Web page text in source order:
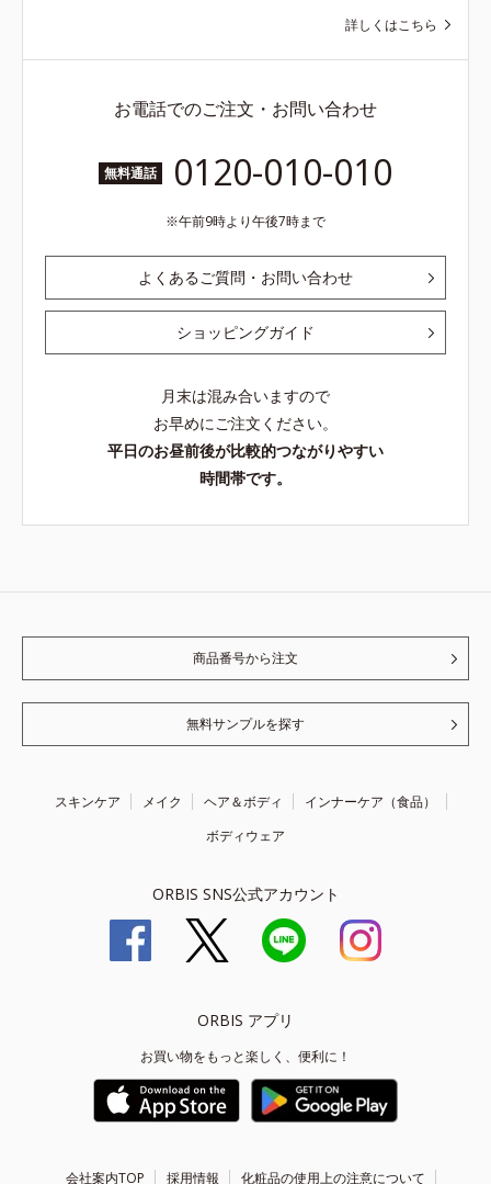
詳しくはこちら
お電話でのご注文・お問い合わせ
無料通話 0120-010-010
午前9時より午後7時まで
よくあるご質問・お問い合わせ
ショッピングガイド
月末は混み合いますので
お早めにご注文ください。
平日のお昼前後が比較的つながりやすい
時間帯です。
商品番号から注文
無料サンプルを探す
スキンケア メイク ヘア＆ボディ
インナーケア（食品）
ボディウェア
ORBIS SNS公式アカウント
ORBIS アプリ
お買い物をもっと楽しく、便利に！
会社案内TOP 採用情報 化粧品の使用上の注意について